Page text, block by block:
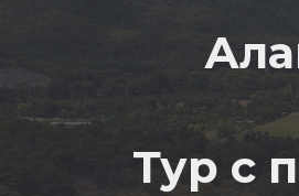
Тур с